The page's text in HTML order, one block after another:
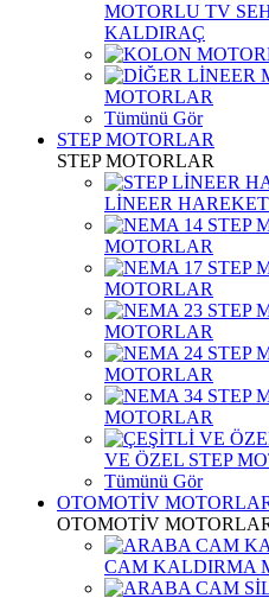
MOTORLU TV
KALDIRAÇ
MOTORLAR
Tümünü Gör
STEP MOTORLAR
STEP MOTORLAR
LİNEER
MOTORLAR
MOTORLAR
MOTORLAR
MOTORLAR
MOTORLAR
VE ÖZEL STEP
Tümünü Gör
OTOMOTİV
OTOMOTİV
CAM KALDIRMA